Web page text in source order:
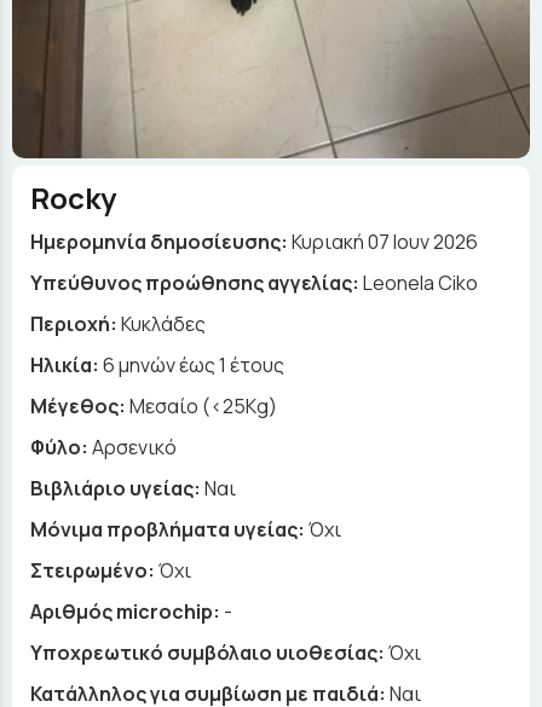
Rocky
Ημερομηνία δημοσίευσης: Κυριακή 07 Ιουν 2026
Yπεύθυνος προώθησης αγγελίας: Leonela Ciko
Περιοχή: Κυκλάδες
Ηλικία: 6 μηνών έως 1 έτους
Μέγεθος: Μεσαίο (<25Kg)
Φύλο: Αρσενικό
Βιβλιάριο υγείας: Ναι
Μόνιμα προβλήματα υγείας: Όχι
Στειρωμένο: Όχι
Αριθμός microchip: -
Υποχρεωτικό συμβόλαιο υιοθεσίας: Όχι
Κατάλληλος για συμβίωση με παιδιά: Ναι